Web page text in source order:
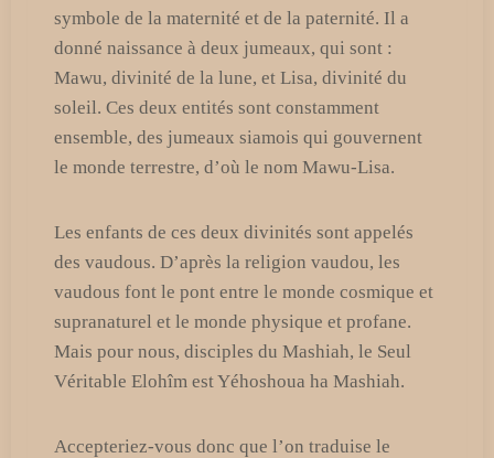
symbole de la maternité et de la paternité. Il a
donné naissance à deux jumeaux, qui sont :
Mawu, divinité de la lune, et Lisa, divinité du
soleil. Ces deux entités sont constamment
ensemble, des jumeaux siamois qui gouvernent
le monde terrestre, d’où le nom Mawu-Lisa.
Les enfants de ces deux divinités sont appelés
des vaudous. D’après la religion vaudou, les
vaudous font le pont entre le monde cosmique et
supranaturel et le monde physique et profane.
Mais pour nous, disciples du Mashiah, le Seul
Véritable Elohîm est Yéhoshoua ha Mashiah.
Accepteriez-vous donc que l’on traduise le